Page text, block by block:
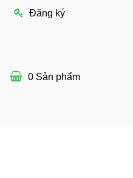
Đăng ký
0 Sản phẩm